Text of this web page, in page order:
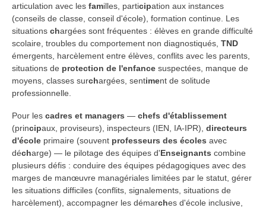
articulation avec les familles, participation aux instances
(conseils de classe, conseil d'école), formation continue. Les
situations chargées sont fréquentes : élèves en grande difficulté
scolaire, troubles du comportement non diagnostiqués, TND
émergents, harcèlement entre élèves, conflits avec les parents,
situations de protection de l'enfance suspectées, manque de
moyens, classes surchargées, sentiment de solitude
professionnelle.
Pour les cadres et managers — chefs d'établissement
(principaux, proviseurs), inspecteurs (IEN, IA-IPR), directeurs
d'école primaire (souvent professeurs des écoles avec
décharge) — le pilotage des équipes d'Enseignants combine
plusieurs défis : conduire des équipes pédagogiques avec des
marges de manœuvre managériales limitées par le statut, gérer
les situations difficiles (conflits, signalements, situations de
harcèlement), accompagner les démarches d'école inclusive,